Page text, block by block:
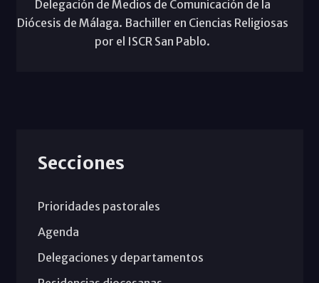
Delegación de Medios de Comunicación de la
Diócesis de Málaga. Bachiller en Ciencias Religiosas
por el ISCR San Pablo.
Secciones
Prioridades pastorales
Agenda
Delegaciones y departamentos